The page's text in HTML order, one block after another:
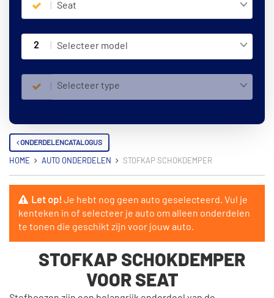
Seat
2 Selecteer model
Selecteer type
ONDERDELENCATALOGUS
HOME AUTO ONDERDELEN STOFKAP SCHOKDEMPER
Let op!Je hebt nog geen auto geselecteerd. Vul je
kenteken in of selecteer je auto om alleen onderdelen
te tonen die geschikt zijn voor jouw auto.
STOFKAP SCHOKDEMPER
VOOR SEAT